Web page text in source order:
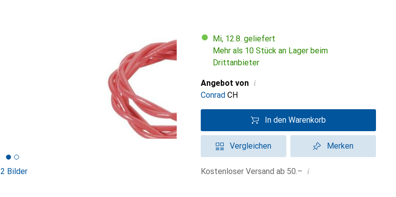
2 Bilder
Mi, 12.8. geliefert
Mehr als 10 Stück an Lager beim
Drittanbieter
Angebot von i
Conrad CH
In den Warenkorb
Vergleichen Merken
Kostenloser Versand ab 50.– i